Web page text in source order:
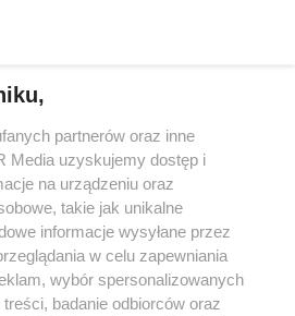
serwisie nie może być powielany i
rozpowszechniany w jakikolwiek sposób (w
na jakimkolwiek polu
włącznie z umieszczaniem w
właściciela praw. Jakiekolwiek użycie lub
lub w części z naruszeniem prawa,
zabronione pod groźbą kary i może być
partnerów oraz inne
Media uzyskujemy dostęp i
na urządzeniu oraz
takie jak unikalne
informacje wysyłane przez
w celu zapewniania
wybór spersonalizowanych
badanie odbiorców oraz